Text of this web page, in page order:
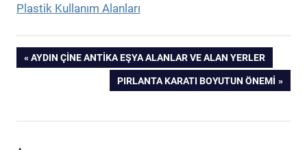
Plastik Kullanım Alanları
Yazı
PREVIOUS
AYDIN ÇINE ANTIKA EŞYA ALANLAR VE ALAN YERLER
NEXT
POST:
PIRLANTA KARATI BOYUTUN ÖNEMI